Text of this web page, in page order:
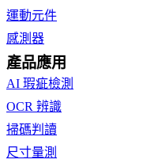
運動元件
感測器
產品應用
AI 瑕疵檢測
OCR 辨識
掃碼判讀
尺寸量測